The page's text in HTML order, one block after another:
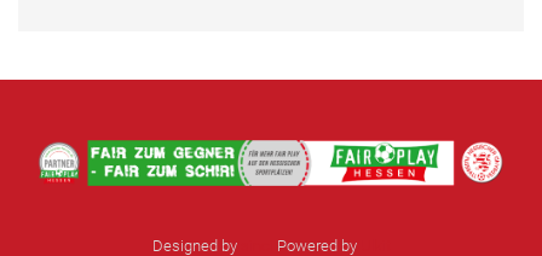
Designed by Powered by